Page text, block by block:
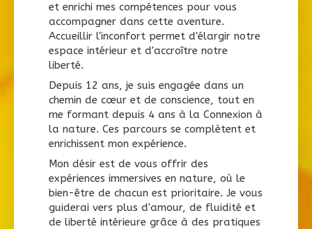
et enrichi mes compétences pour vous
accompagner dans cette aventure.
Accueillir l'inconfort permet d'élargir notre
espace intérieur et d'accroître notre
liberté.
Depuis 12 ans, je suis engagée dans un
chemin de cœur et de conscience, tout en
me formant depuis 4 ans à la Connexion à
la nature. Ces parcours se complètent et
enrichissent mon expérience.
Mon désir est de vous offrir des
expériences immersives en nature, où le
bien-être de chacun est prioritaire. Je vous
guiderai vers plus d'amour, de fluidité et
de liberté intérieure grâce à des pratiques